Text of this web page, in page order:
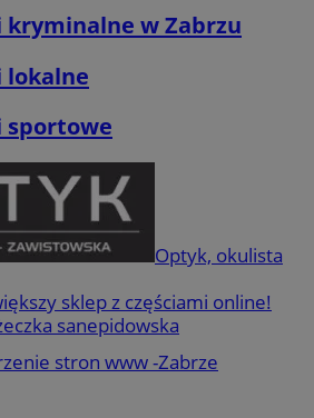
kryminalne w Zabrzu
lokalne
sportowe
Optyk, okulista
sklep z częściami online!
sanepidowska
stron www -Zabrze